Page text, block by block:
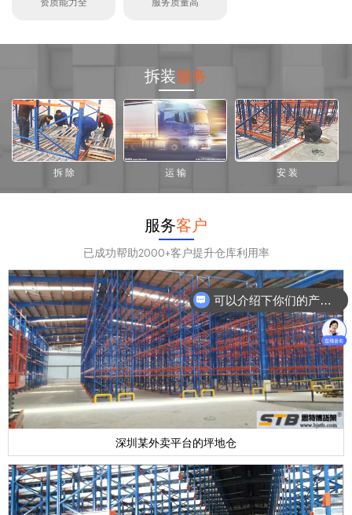
拆装服务
拆 除 运 输 安 装
服务客户
已成功帮助2000+客户提升仓库利用率
深圳某外卖平台的坪地仓
可以介绍下你们的产品么？
你们是怎么收费的呢？